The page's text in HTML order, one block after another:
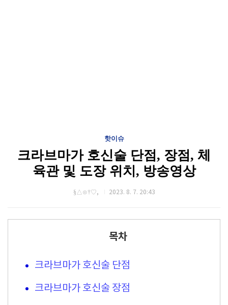
핫이슈
크라브마가 호신술 단점, 장점, 체
육관 및 도장 위치, 방송영상
§△⊙†♡, 2023. 8. 7. 20:43
목차
크라브마가 호신술 단점
크라브마가 호신술 장점